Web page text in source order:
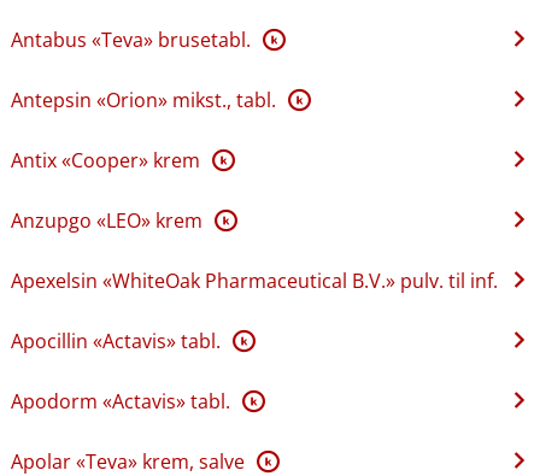
Antabus «Teva» brusetabl. K
Antepsin «Orion» mikst., tabl. K
Antix «Cooper» krem K
Anzupgo «LEO» krem K
Apexelsin «WhiteOak Pharmaceutical B.V.» pulv. til inf.
Apocillin «Actavis» tabl. K
Apodorm «Actavis» tabl. K
Apolar «Teva» krem, salve K